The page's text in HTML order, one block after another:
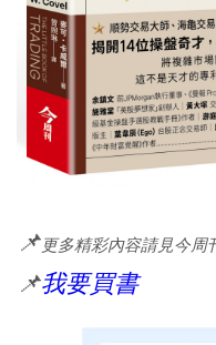
📌更多精彩內容請見今周
📌我要買書